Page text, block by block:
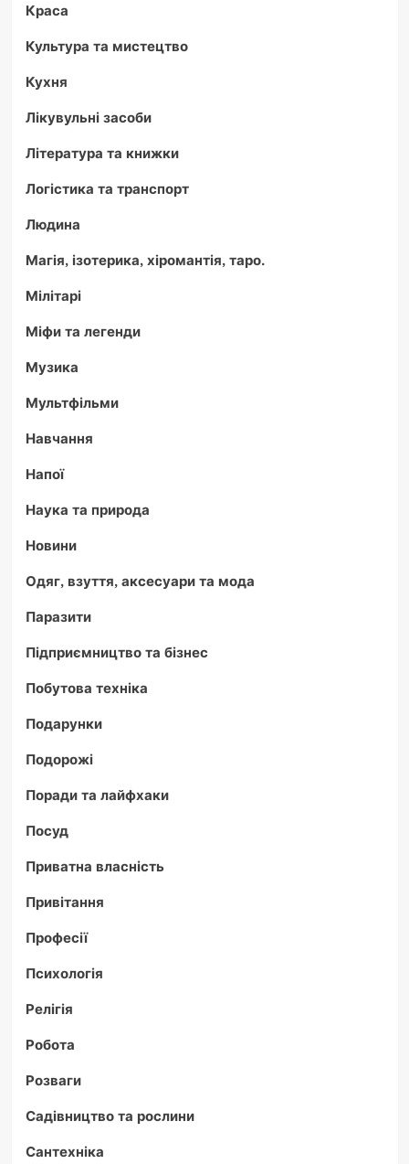
Краса
Культура та мистецтво
Кухня
Лікувульні засоби
Література та книжки
Логістика та транспорт
Людина
Магія, ізотерика, хіромантія, таро.
Мілітарі
Міфи та легенди
Музика
Мультфільми
Навчання
Напої
Наука та природа
Новини
Одяг, взуття, аксесуари та мода
Паразити
Підприємництво та бізнес
Побутова техніка
Подарунки
Подорожі
Поради та лайфхаки
Посуд
Приватна власність
Привітання
Професії
Психологія
Релігія
Робота
Розваги
Садівництво та рослини
Сантехніка